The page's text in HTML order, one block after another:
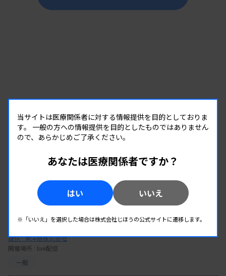
企業イベント
提供 : 東洋紡株式会社
開催場所 : live配信
一般
当サイトは医療関係者に対する情報提供を目的としておりま
す。 一般の方への情報提供を目的としたものではありません
ので、あらかじめご了承ください。
あなたは医療関係者ですか？
はい いいえ
※「いいえ」を選択した場合は株式会社じほうの公式サイトに遷移します。